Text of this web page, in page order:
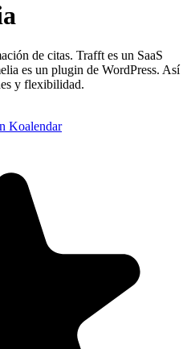
de citas. Trafft es un SaaS
es un plugin de WordPress. Así
y flexibilidad.
Koalendar